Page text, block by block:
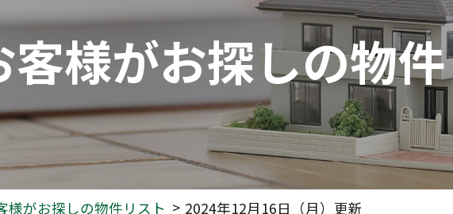
客様がお探しの物
様がお探しの物件リスト 2024年12月16日（月）更新